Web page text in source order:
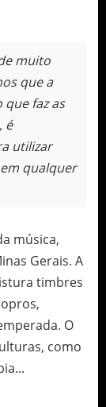
muito
que a
faz as
é
utilizar
qualquer
música,
Gerais. A
timbres
O
como